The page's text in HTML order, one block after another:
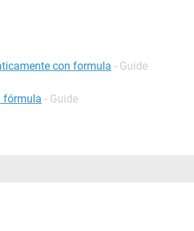
con formula - Guide
fórmula - Guide